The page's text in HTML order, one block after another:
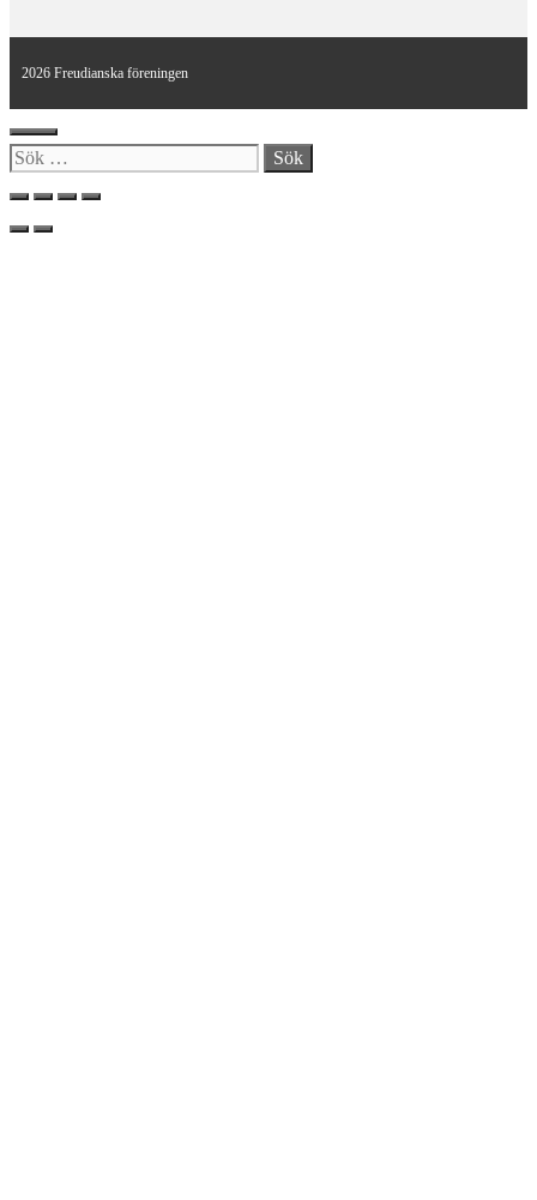
2026 Freudianska föreningen
Stäng
Sök
efter: